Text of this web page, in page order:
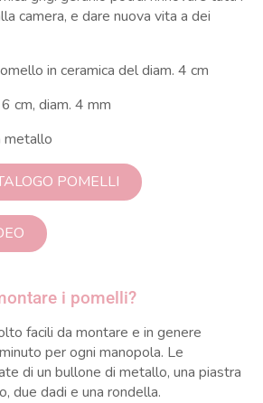
camera, e dare nuova vita a dei
in ceramica del diam. 4 cm
cm, diam. 4 mm
metallo
POMELLI
i pomelli?
facili da montare e in genere
per ogni manopola. Le
di un bullone di metallo, una piastra
due dadi e una rondella.